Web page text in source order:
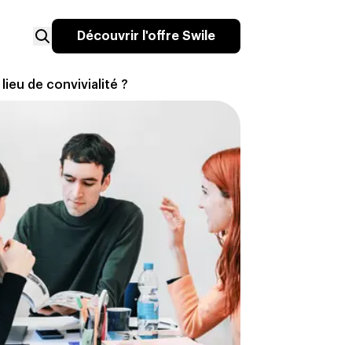
Découvrir l'offre Swile
de convivialité ?